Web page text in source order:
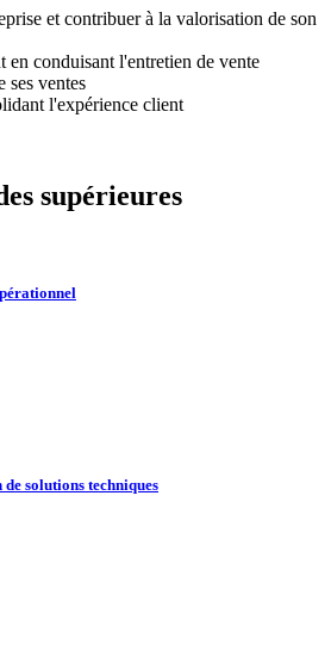
et contribuer à la valorisation de son
en conduisant l'entretien de vente
ses ventes
l'expérience client
supérieures
solutions techniques